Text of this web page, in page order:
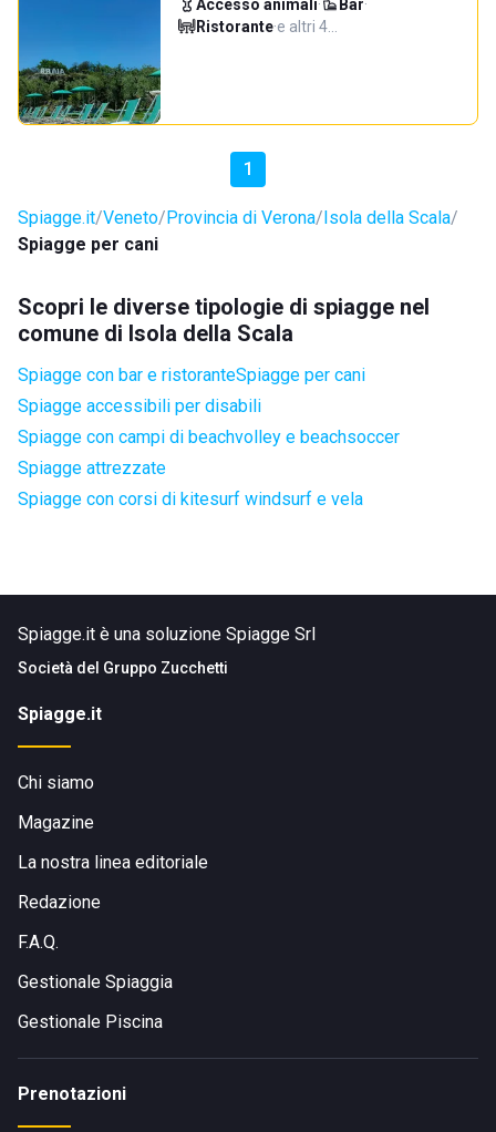
Accesso animali· Bar·
Ristorante·e altri 4…
1
Spiagge.it Veneto Provincia di Verona Isola della Scala
Spiagge per cani
Scopri le diverse tipologie di spiagge nel
comune di Isola della Scala
Spiagge con bar e ristoranteSpiagge per cani
Spiagge accessibili per disabili
Spiagge con campi di beachvolley e beachsoccer
Spiagge attrezzate
Spiagge con corsi di kitesurf windsurf e vela
Spiagge.it è una soluzione Spiagge Srl
Società del Gruppo Zucchetti
Spiagge.it
Chi siamo
Magazine
La nostra linea editoriale
Redazione
F.A.Q.
Gestionale Spiaggia
Gestionale Piscina
Prenotazioni